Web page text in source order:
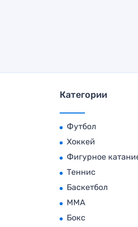
Категории
Футбол
Хоккей
Фигурное
Теннис
Баскетбол
MMA
Бокс